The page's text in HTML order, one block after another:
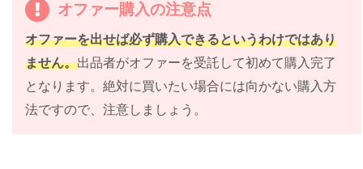
オファー購入の注意点
オファーを出せば必ず購入できるというわけではあり
ません。出品者がオファーを受託して初めて購入完了
となります。絶対に買いたい場合には向かない購入方
法ですので、注意しましょう。